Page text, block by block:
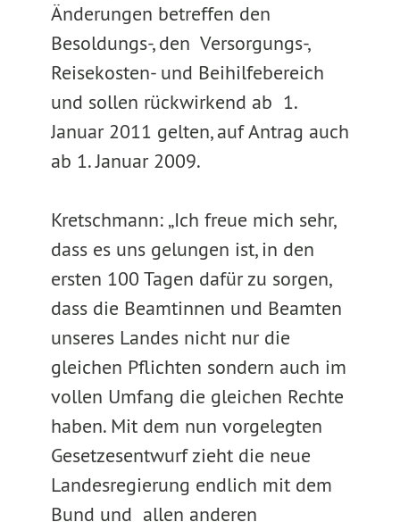
Änderungen betreffen den
Besoldungs-, den Versorgungs-,
Reisekosten- und Beihilfebereich
und sollen rückwirkend ab 1.
Januar 2011 gelten, auf Antrag auch
ab 1. Januar 2009.
Kretschmann: „Ich freue mich sehr,
dass es uns gelungen ist, in den
ersten 100 Tagen dafür zu sorgen,
dass die Beamtinnen und Beamten
unseres Landes nicht nur die
gleichen Pflichten sondern auch im
vollen Umfang die gleichen Rechte
haben. Mit dem nun vorgelegten
Gesetzesentwurf zieht die neue
Landesregierung endlich mit dem
Bund und allen anderen